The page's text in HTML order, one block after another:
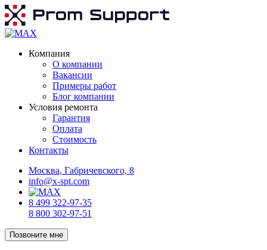
Компания
О компании
Вакансии
Примеры работ
Блог компании
Условия ремонта
Гарантия
Оплата
Стоимость
Контакты
Москва, Габричевского, 8
info@x-spt.com
8 499 322-97-35
8 800 302-97-51
Позвоните мне